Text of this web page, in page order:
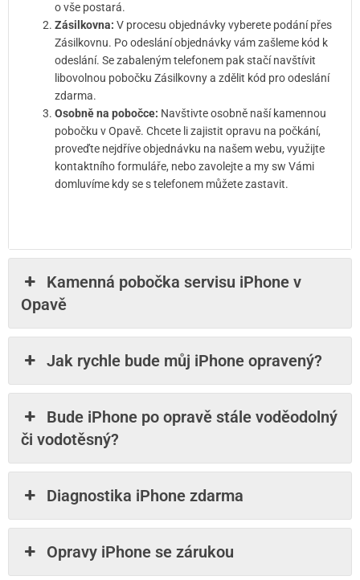
o vše postará.
Zásilkovna: V procesu objednávky vyberete podání přes
Zásilkovnu. Po odeslání objednávky vám zašleme kód k
odeslání. Se zabaleným telefonem pak stačí navštívit
libovolnou pobočku Zásilkovny a zdělit kód pro odeslání
zdarma.
Osobně na pobočce: Navštivte osobně naší kamennou
pobočku v Opavě. Chcete li zajistit opravu na počkání,
proveďte nejdříve objednávku na našem webu, využijte
kontaktního formuláře, nebo zavolejte a my sw Vámi
domluvíme kdy se s telefonem můžete zastavit.
Kamenná pobočka servisu iPhone v
Opavě
Jak rychle bude můj iPhone opravený?
Bude iPhone po opravě stále voděodolný
či vodotěsný?
Diagnostika iPhone zdarma
Opravy iPhone se zárukou